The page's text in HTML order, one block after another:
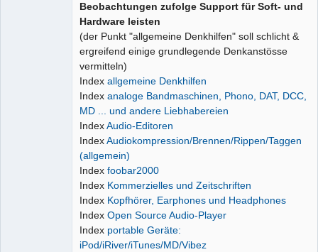
Beobachtungen zufolge Support für Soft- und
Hardware leisten
(der Punkt "allgemeine Denkhilfen" soll schlicht &
ergreifend einige grundlegende Denkanstösse
vermitteln)
Index allgemeine Denkhilfen
Index analoge Bandmaschinen, Phono, DAT, DCC,
MD ... und andere Liebhabereien
IndexAudio-Editoren
IndexAudiokompression/Brennen/Rippen/Taggen
(allgemein)
Index foobar2000
Index Kommerzielles und Zeitschriften
Index Kopfhörer, Earphones und Headphones
Index Open Source Audio-Player
Index portable Geräte:
iPod/iRiver/iTunes/MD/Vibez